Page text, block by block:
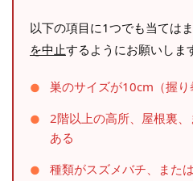
以下の項目に1つでも当てはま
を中止するようにお願いしま
巣のサイズが10cm（握
2階以上の高所、屋根裏
ある
種類がスズメバチ、また